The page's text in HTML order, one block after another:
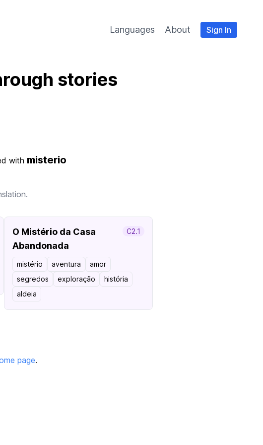
Languages About Sign In
stories
with misterio
O Mistério da Casa
Abandonada
C2.1
mistério aventura
amor
segredos
exploração
história
aldeia
page.